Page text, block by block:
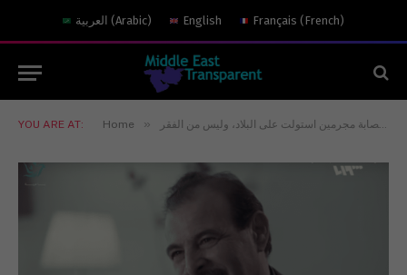
العربية (Arabic) English Français (French)
YOU ARE AT: Home »